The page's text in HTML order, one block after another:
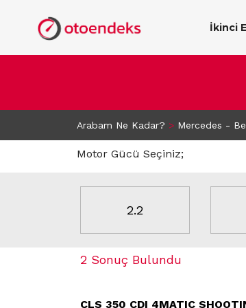
İkinci
Arabam Ne Kadar? > Mercedes -
Motor Gücü Seçiniz;
2.2
2 Sonuç Bulundu
CLS 350 CDI 4MATIC